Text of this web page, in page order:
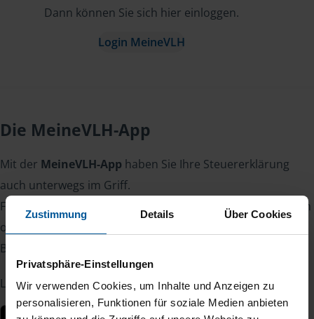
Zustimmung Details Über Cookies
Privatsphäre-Einstellungen
Wir verwenden Cookies, um Inhalte und Anzeigen zu
personalisieren, Funktionen für soziale Medien anbieten
Dann können Sie sich hier einloggen.
Login MeineVLH
Die MeineVLH-App
Mit der MeineVLH-App haben Sie Ihre Steuererklärung
auch unterwegs im Griff.
Fotografieren Sie Belege, laden Sie Dokumente sicher hoch
oder lesen Sie Nachrichten von Ihrer Beraterin oder Ihrem
Berater – jederzeit und von überall.
Laden Sie die App kostenlos herunter: